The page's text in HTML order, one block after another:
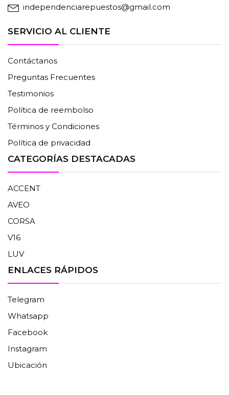
independenciarepuestos@gmail.com
SERVICIO AL CLIENTE
Contáctanos
Preguntas Frecuentes
Testimonios
Política de reembolso
Términos y Condiciones
Política de privacidad
CATEGORÍAS DESTACADAS
ACCENT
AVEO
CORSA
V16
LUV
ENLACES RÁPIDOS
Telegram
Whatsapp
Facebook
Instagram
Ubicación